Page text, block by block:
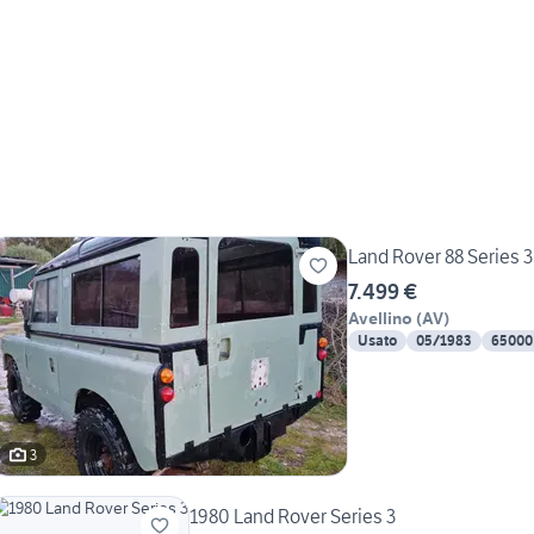
3
Land Rover 88 Series 3
7.499 €
Avellino (AV)
Usato 05/1983
1980 Land Rover Series 3